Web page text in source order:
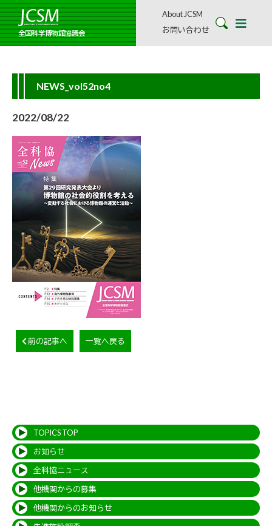
全国科学博物館協議会
About JCSM
お問い合わせ
NEWS_vol52no4
2022/08/22
前の記事へ 一覧へ戻る
TOPICS TOP
お知らせ
全科協ニュース
他機関からの募集
他機関からのお知らせ